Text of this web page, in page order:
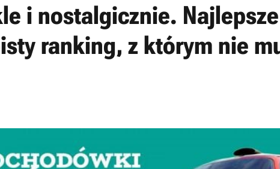
i nostalgicznie.
ranking, z którym nie